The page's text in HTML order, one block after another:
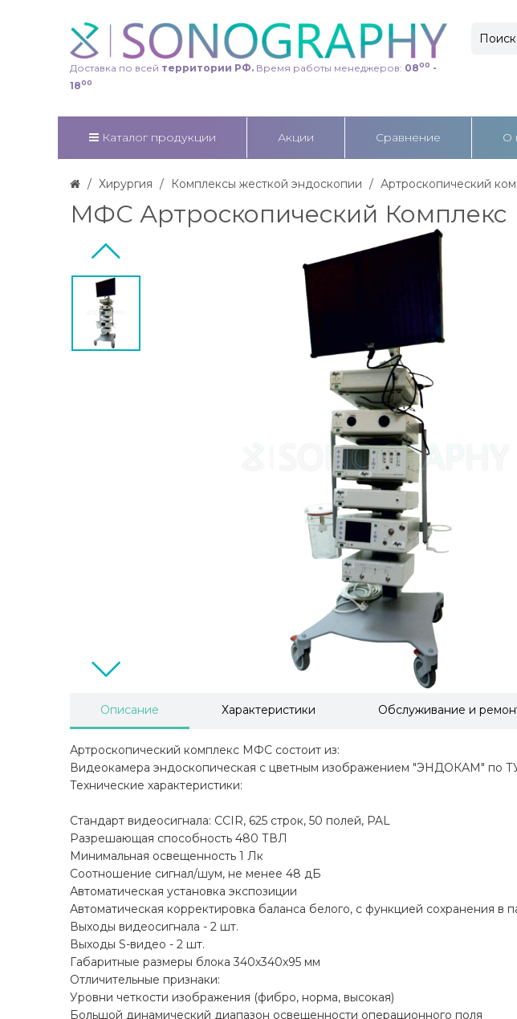
Доставка по всей территории РФ. Время работы менеджеров: 0800 -
1800
Каталог продукции Акции Cравнение О
Хирургия Комплексы жесткой эндоскопии Артроскопический
МФС Артроскопический Комплекс
Описание Характеристики Обслуживание и
Артроскопический комплекс МФС состоит из:
Видеокамера эндоскопическая с цветным изображением "ЭНДОКАМ" по
Технические характеристики:
Стандарт видеосигнала: CCIR, 625 строк, 50 полей, PAL
Разрешающая способность 480 ТВЛ
Минимальная освещенность 1 Лк
Соотношение сигнал/шум, не менее 48 дБ
Автоматическая установка экспозиции
Автоматическая корректировка баланса белого, с функцией сохранения в
Выходы видеосигнала - 2 шт.
Выходы S-видео - 2 шт.
Габаритные размеры блока 340х340х95 мм
Отличительные признаки:
Уровни четкости изображения (фибро, норма, высокая)
Большой динамический диапазон освещенности операционного поля